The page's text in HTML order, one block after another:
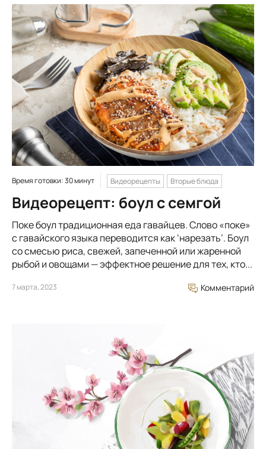
Время готовки: 30 минут Видеорецепты Вторые блюда
Видеорецепт: боул с семгой
Поке боул традиционная еда гавайцев. Слово «поке»
с гавайского языка переводится как ‘нарезать’. Боул
со смесью риса, свежей, запеченной или жаренной
рыбой и овощами — эффектное решение для тех, кто...
7 марта, 2023 Комментарий